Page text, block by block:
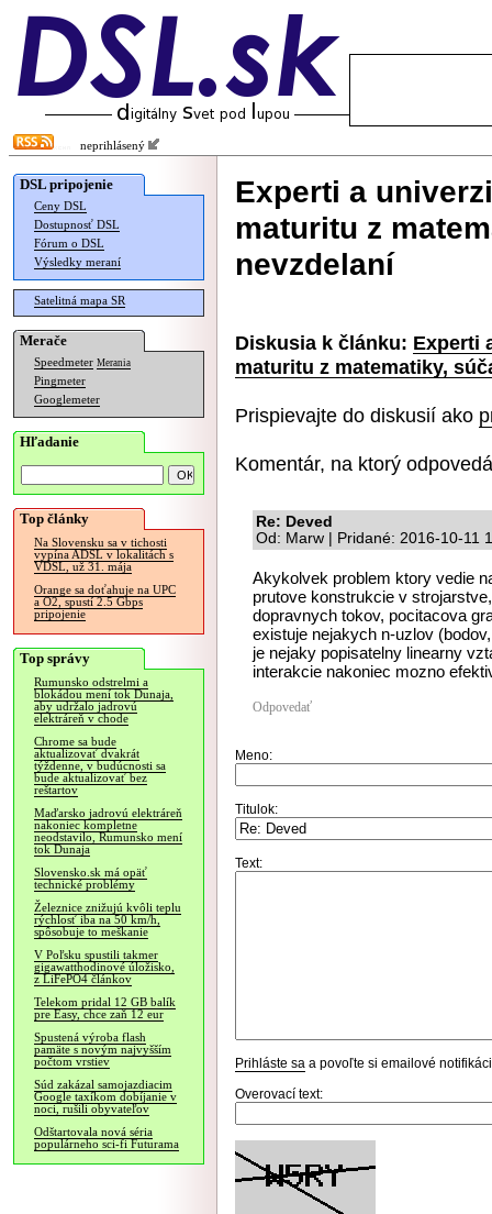
neprihlásený
DSL pripojenie
Ceny DSL
Dostupnosť DSL
Fórum o DSL
Výsledky meraní
Satelitná mapa SR
Merače
Speedmeter Merania
Pingmeter
Googlemeter
Hľadanie
Top články
Na Slovensku sa v tichosti
vypína ADSL v lokalitách s
VDSL, už 31. mája
Orange sa doťahuje na UPC
a O2, spustí 2.5 Gbps
pripojenie
Top správy
Rumunsko odstrelmi a
blokádou mení tok Dunaja,
aby udržalo jadrovú
elektráreň v chode
Chrome sa bude
aktualizovať dvakrát
týždenne, v budúcnosti sa
bude aktualizovať bez
reštartov
Maďarsko jadrovú elektráreň
nakoniec kompletne
neodstavilo, Rumunsko mení
tok Dunaja
Slovensko.sk má opäť
technické problémy
Železnice znižujú kvôli teplu
rýchlosť iba na 50 km/h,
spôsobuje to meškanie
V Poľsku spustili takmer
gigawatthodinové úložisko,
z LiFePO4 článkov
Telekom pridal 12 GB balík
pre Easy, chce zaň 12 eur
Spustená výroba flash
pamäte s novým najvyšším
počtom vrstiev
Súd zakázal samojazdiacim
Google taxíkom dobíjanie v
noci, rušili obyvateľov
Odštartovala nová séria
populárneho sci-fi Futurama
Experti a
maturitu z
nevzdelaní
Diskusia k článku: Experti
maturitu z matematiky,
Prispievajte do diskusií ako
Komentár, na ktorý
Re: Deved
Od: Marw | Pridané: 2016-10-11
Akykolvek problem ktory vedie
prutove konstrukcie v
dopravnych tokov, pocitacova
existuje nejakych n-uzlov
je nejaky popisatelny linearny
interakcie nakoniec mozno
Odpovedať
Meno:
Titulok:
Text:
Prihláste sa a povoľte si emailové
Overovací text: